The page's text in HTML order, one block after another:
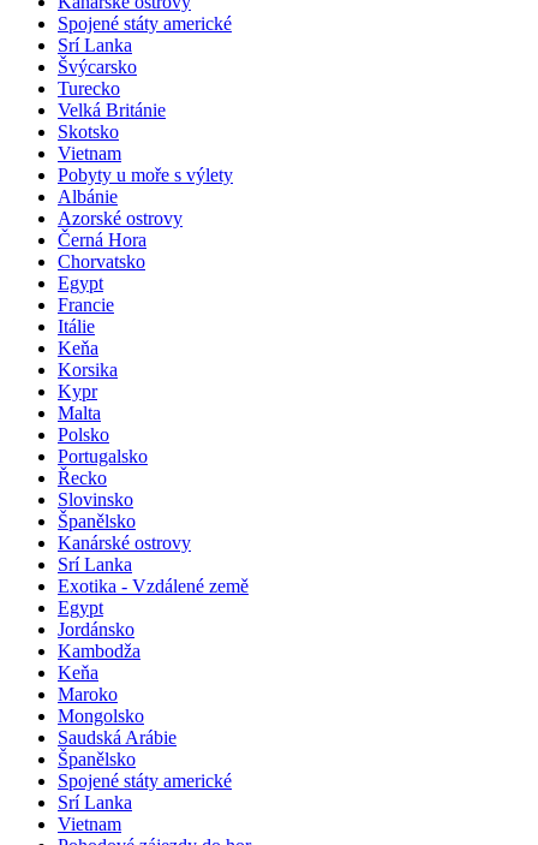
Spojené státy americké
Srí Lanka
Švýcarsko
Turecko
Velká Británie
Skotsko
Vietnam
Pobyty u moře s výlety
Albánie
Azorské ostrovy
Černá Hora
Chorvatsko
Egypt
Francie
Itálie
Keňa
Korsika
Kypr
Malta
Polsko
Portugalsko
Řecko
Slovinsko
Španělsko
Kanárské ostrovy
Srí Lanka
Exotika - Vzdálené země
Egypt
Jordánsko
Kambodža
Keňa
Maroko
Mongolsko
Saudská Arábie
Španělsko
Spojené státy americké
Srí Lanka
Vietnam